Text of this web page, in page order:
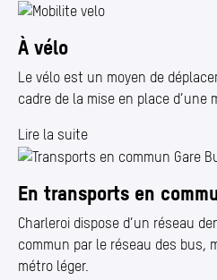
À vélo
Le vélo est un moyen de
cadre de la mise en place d’une
Lire la suite
En transports en
Charleroi dispose d’un réseau
commun par le réseau des bus,
métro léger.